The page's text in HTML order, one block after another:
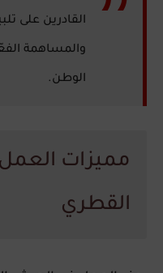
القادرين على
والمساهمة
الوطن.
مميزات
القطري